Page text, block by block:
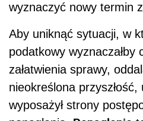
wyznaczyć nowy termin
Aby uniknąć sytuacji, w
podatkowy
załatwienia sprawy,
nieokreślona
wyposażył strony